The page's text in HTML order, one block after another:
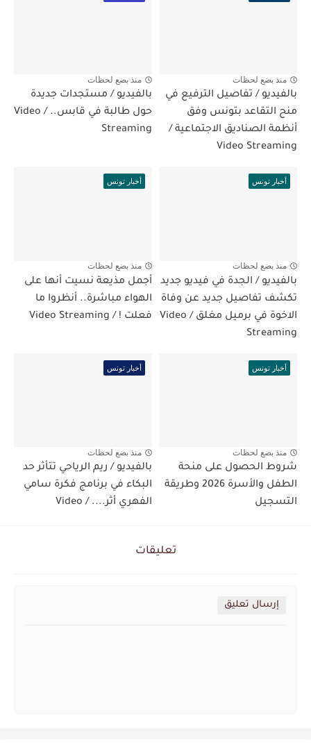
منذ بضع لحظات
بالفيديو / تفاصيل الترفيع في
منح التقاعد بتونس وفق
أنظمة الصناديق الاجتماعية /
Video Streaming
منذ بضع لحظات
بالفيديو / مستجدات جديدة
حول طالبة في قابس.. / Video
Streaming
أخبار تونس
منذ بضع لحظات
بالفيديو / الجدة في فيديو جديد
تكشف تفاصيل جديد عن وفاة
الاخوة في برميل مغلق / Video
Streaming
أخبار تونس
منذ بضع لحظات
أجمل مذيعة نسيت أنها على
الهواء مباشرة.. أنظروا ما
فعلت ! / Video Streaming
أخبار تونس
منذ بضع لحظات
شروط الحصول على منحة
الطفل والأسرة 2026 وطريقة
التسجيل
أخبار تونس
منذ بضع لحظات
بالفيديو / ريم الرياحي تتأثر حد
البكاء في برنامج فكرة سامي
الفهري أثر.... / Video
تعليقات
إرسال تعليق